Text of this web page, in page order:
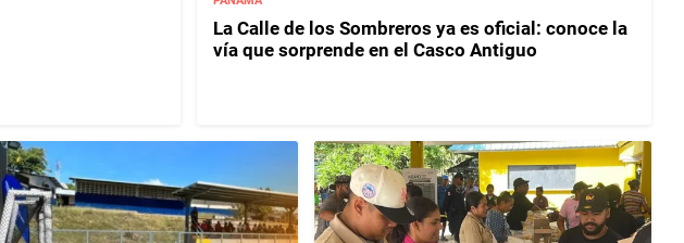
La Calle de los Sombreros ya es oficial: conoce la
vía que sorprende en el Casco Antiguo